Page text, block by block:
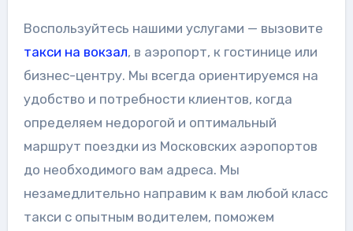
Воспользуйтесь нашими услугами — вызовите
такси на вокзал, в аэропорт, к гостинице или
бизнес-центру. Мы всегда ориентируемся на
удобство и потребности клиентов, когда
определяем недорогой и оптимальный
маршрут поездки из Московских аэропортов
до необходимого вам адреса. Мы
незамедлительно направим к вам любой класс
такси с опытным водителем, поможем